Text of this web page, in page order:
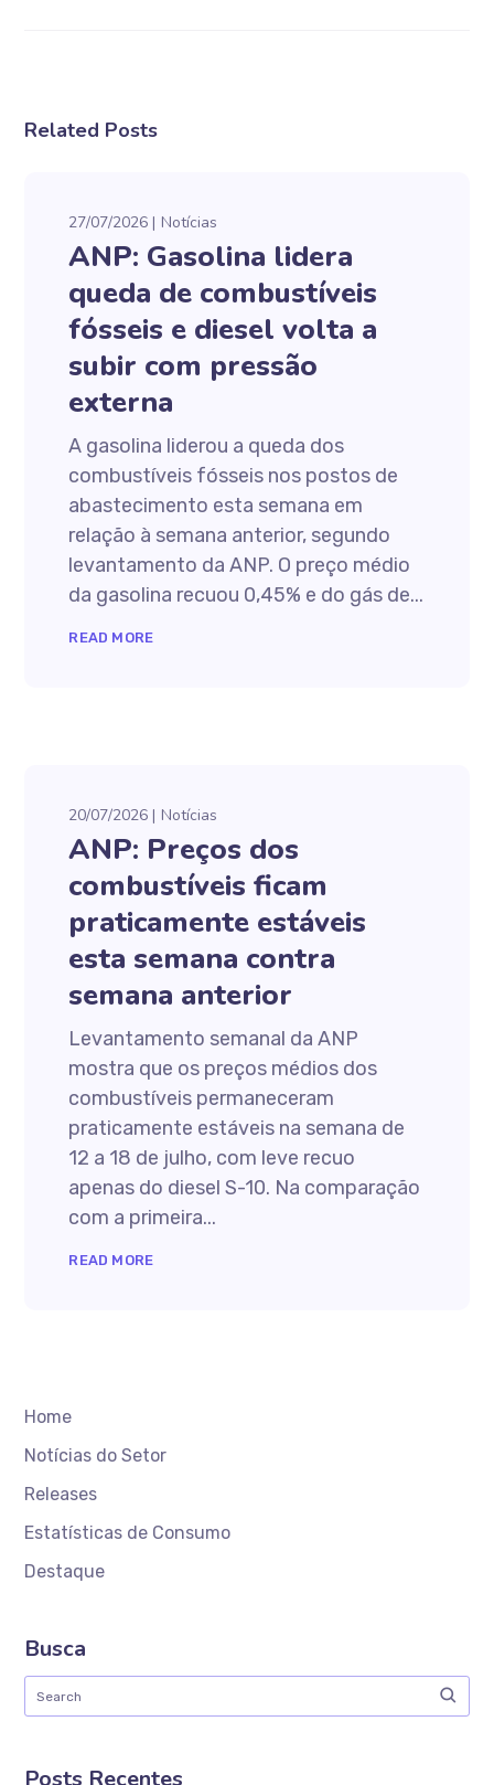
Related Posts
27/07/2026 Notícias
ANP: Gasolina lidera
queda de combustíveis
fósseis e diesel volta a
subir com pressão
externa
A gasolina liderou a queda dos
combustíveis fósseis nos postos de
abastecimento esta semana em
relação à semana anterior, segundo
levantamento da ANP. O preço médio
da gasolina recuou 0,45% e do gás de...
READ MORE
20/07/2026 Notícias
ANP: Preços dos
combustíveis ficam
praticamente estáveis
esta semana contra
semana anterior
Levantamento semanal da ANP
mostra que os preços médios dos
combustíveis permaneceram
praticamente estáveis na semana de
12 a 18 de julho, com leve recuo
apenas do diesel S-10. Na comparação
com a primeira...
READ MORE
Home
Notícias do Setor
Releases
Estatísticas de Consumo
Destaque
Busca
Posts Recentes